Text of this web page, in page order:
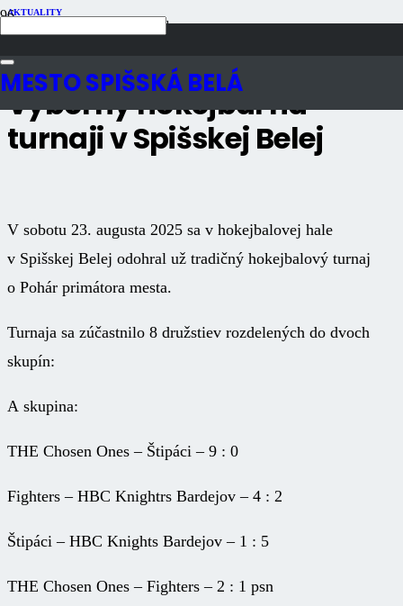
MESTO SPIŠSKÁ BELÁ
AKTUALITY
11 mesiacov dozadu
Výborný hokejbal na
turnaji v Spišskej Belej
V sobotu 23. augusta 2025 sa v hokejbalovej hale
v Spišskej Belej odohral už tradičný hokejbalový turnaj
o Pohár primátora mesta.
Turnaja sa zúčastnilo 8 družstiev rozdelených do dvoch
skupín:
A skupina:
THE Chosen Ones – Štipáci – 9 : 0
Fighters – HBC Knightrs Bardejov – 4 : 2
Štipáci – HBC Knights Bardejov – 1 : 5
THE Chosen Ones – Fighters – 2 : 1 psn